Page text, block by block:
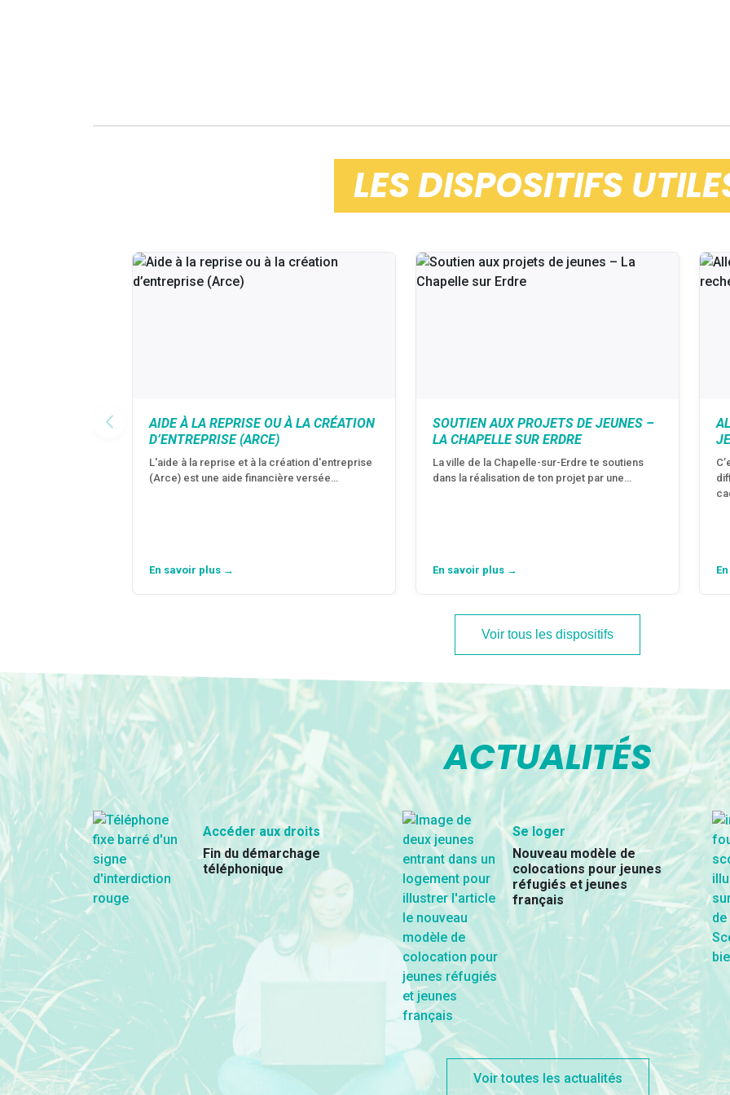
LES DISPOSITIFS
AIDE À LA REPRISE OU À LA CRÉATION
D’ENTREPRISE (ARCE)
L'aide à la reprise et à la création d'entreprise
(Arce) est une aide financière versée…
En savoir plus →
SOUTIEN AUX PROJETS DE JEUNES –
LA CHAPELLE SUR ERDRE
La ville de la Chapelle-sur-Erdre te soutiens
dans la réalisation de ton projet par une…
En savoir plus →
Voir tous les dispositifs
ACTUALITÉS
Accéder aux droits
Fin du démarchage
téléphonique
Se loger
Nouveau modèle de
colocations pour jeunes
réfugiés et jeunes
français
Voir toutes les actualités